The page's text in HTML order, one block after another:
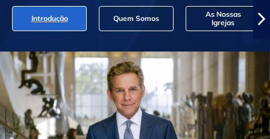
Introdução Quem Somos
As Nossas
Igrejas